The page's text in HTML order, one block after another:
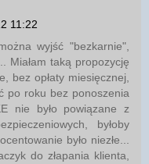
11:22
wyjść "bezkarnie",
Miałam taką propozycję
bez opłaty miesięcznej,
po roku bez ponoszenia
nie było powiązane z
byłoby
było niezłe...
do złapania klienta,